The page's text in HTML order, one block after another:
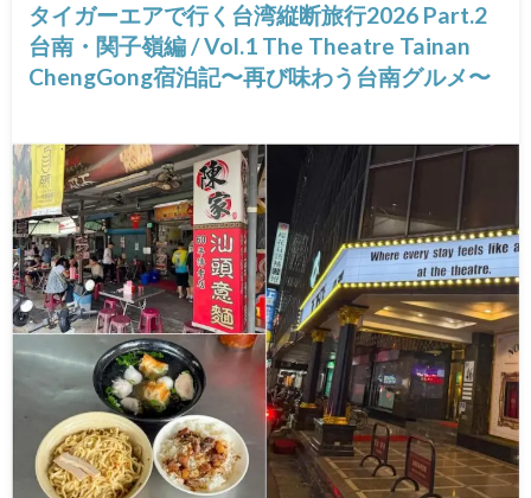
タイガーエアで行く台湾縦断旅行2026 Part.2
台南・関子嶺編 / Vol.1 The Theatre Tainan
ChengGong宿泊記〜再び味わう台南グルメ〜